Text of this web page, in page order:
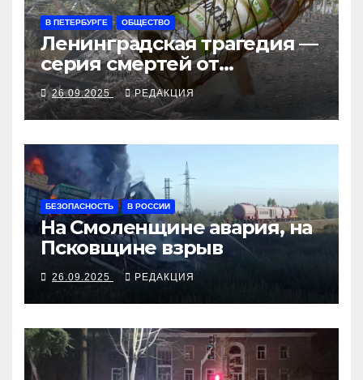
В ПЕТЕРБУРГЕ ОБЩЕСТВО
Ленинградская трагедия —
серия смертей от
алкосуррогата
26.09.2025 РЕДАКЦИЯ
БЕЗОПАСНОСТЬ В РОССИИ
На Смоленщине авария, на
Псковщине взрыв
26.09.2025 РЕДАКЦИЯ